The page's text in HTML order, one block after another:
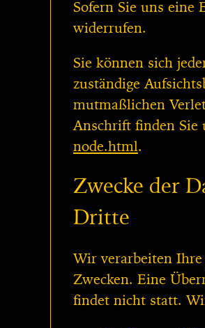
Sofern Sie uns
widerrufen.
Sie können sich
zuständige
mutmaßlichen
Anschrift finden Sie
node.html.
Zwecke der
Dritte
Wir verarbeiten Ihre
Zwecken. Eine
findet nicht statt.